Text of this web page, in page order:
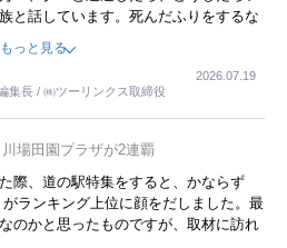
と話しています。死んだふりをするな
ん。そんな中で、この企画展はタイム
もっと見る
集長 / ㈱ツーリンクス取締役
2026.07.19
場田園プラザが2連覇
際、道の駅特集をすると、かならず
ランキング上位に顔をだしました。最
のかと思ったものですが、取材に訪れ